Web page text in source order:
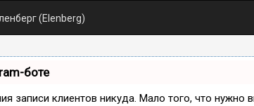
(Elenberg)
боте
записи клиентов никуда. Мало того, что